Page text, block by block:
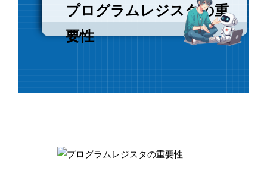
プログラムレジスタの重
要性